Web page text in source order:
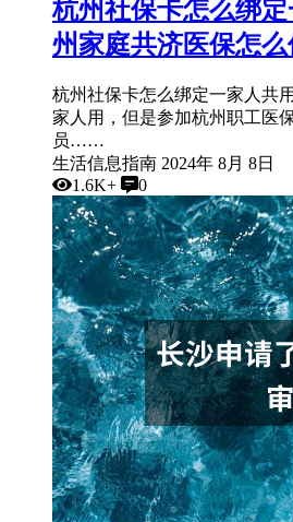
杭州社保卡怎么绑
州家庭共济医保怎么
杭州社保卡怎么绑定一家人共
家人用，但是参加杭州职工医
员……
生活信息指南 2024年 8月 8日
1.6K+
0